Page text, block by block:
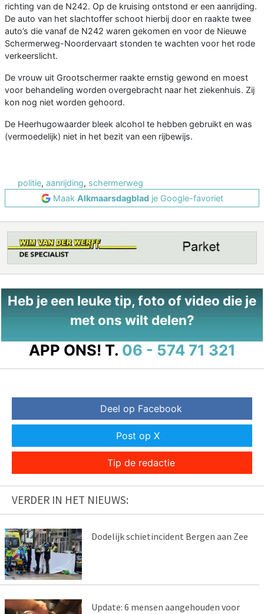
richting van de N242. Op de kruising ontstond er een aanrijding.
De auto van het slachtoffer schoot hierbij door en raakte twee
auto’s die vanaf de N242 waren gekomen en voor de Nieuwe
Schermerweg-Noordervaart stonden te wachten voor het rode
verkeerslicht.
De vrouw uit Grootschermer raakte ernstig gewond en moest
voor behandeling worden overgebracht naar het ziekenhuis. Zij
kon nog niet worden gehoord.
De Heerhugowaarder bleek alcohol te hebben gebruikt en was
(vermoedelijk) niet in het bezit van een rijbewijs.
politie, aanrijding, schermerweg
Maak Alkmaarsdagbladje Google-favoriet
Heb je een leuke tip, foto of video die je
met ons wilt delen?
APP ONS! T. 06 - 574 71 321
Deel op Facebook
Post op X
Tip de redactie
VERDER IN HET NIEUWS:
Dodelijk schietincident Bergen aan Zee
Update: 6 mensen aangehouden voor